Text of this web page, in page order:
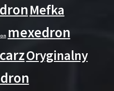
Mefka
mexedron
Oryginalny